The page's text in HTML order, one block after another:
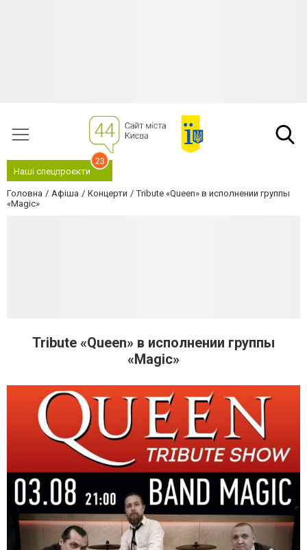
Наші спецпроєкти
23
Головна Афіша Концерти
Tribute «Queen» в исполнении группы
«Magic»
Tribute «Queen» в исполнении группы
«Magic»